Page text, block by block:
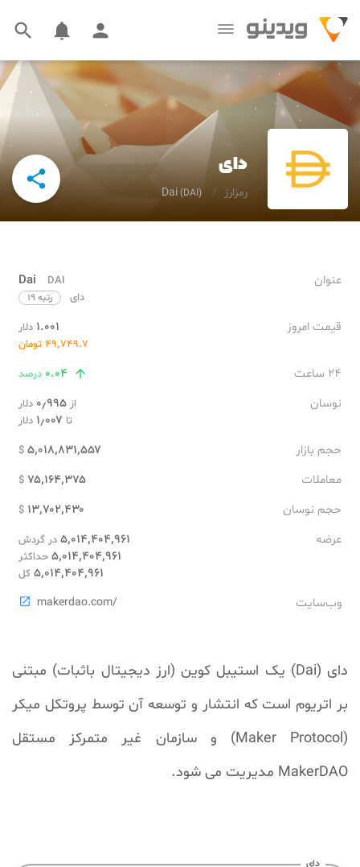
  
دای
رمزارز Dai(DAI)

عنوان Dai
DAI
دای
رتبه ۱۹
قیمت امروز ۱.۰۰۱ دلار
۴۹٬۷۴۹.۷ تومان
۲۴ ساعت ۰.۰۴ درصد 
نوسان از
دلار
تا
دلار
حجم بازار $
۵٬۰۱۸٬۸۳۱٬۵۵۷
معاملات
$
۷۵٬۱۶۴٬۳۷۵
حجم نوسان
$
۱۳٬۷۰۲٬۴۳۰
عرضه
۵٬۰۱۴٬۴۰۴٬۹۶۱ در گردش
۵٬۰۱۴٬۴۰۴٬۹۶۱ حداکثر
۵٬۰۱۴٬۴۰۴٬۹۶۱ کل
وب‌سایت  makerdao.com/
دای (Dai) یک استیبل کوین (ارز دیجیتال باثبات) مبتنی
بر اتریوم است که انتشار و توسعه آن توسط پروتکل میکر
(Maker Protocol) و سازمان غیر متمرکز مستقل
MakerDAO مدیریت می شود.
دای